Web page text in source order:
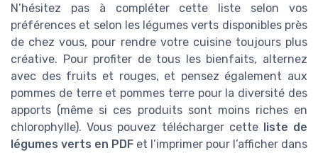
N’hésitez pas à compléter cette liste selon vos
préférences et selon les légumes verts disponibles près
de chez vous, pour rendre votre cuisine toujours plus
créative. Pour profiter de tous les bienfaits, alternez
avec des fruits et rouges, et pensez également aux
pommes de terre et pommes terre pour la diversité des
apports (même si ces produits sont moins riches en
chlorophylle). Vous pouvez télécharger cette liste de
légumes verts en PDF et l’imprimer pour l’afficher dans